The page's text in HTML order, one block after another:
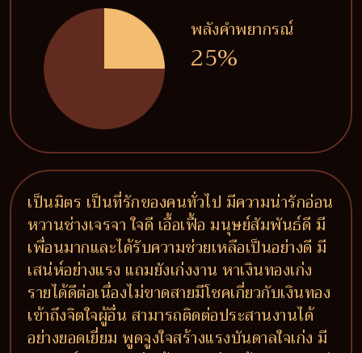
พลังคำพยากรณ์
25%
เป็นมิตร เป็นที่รักของคนทั่วไป มีความน่ารักอ่อน
หวานช่างเจรจา ใจดี เอื้อเฟื้อ มนุษย์สัมพันธ์ดี มี
เพื่อนมากและได้รับความช่วยเหลือเป็นอย่างดี มี
เสน่ห์อย่างแรง แถมยังเก่งงาน หาเงินทองเก่ง
รายได้ดีต่อเนื่องไม่ขาดสายมีโชคเกี่ยวกับเงินทอง
เข้าถึงจิตใจผู้อื่น สามารถติดต่อประสานงานได้
อย่างยอดเยี่ยม พูดจูงใจสร้างแรงบันดาลใจเก่ง มี